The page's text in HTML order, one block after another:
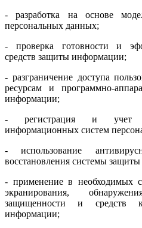
- разработка на основе
персональных данных;
- проверка готовности и
средств защиты информации;
- разграничение доступа
ресурсам и программно-
информации;
- регистрация и учет
информационных систем
- использование
восстановления системы
- применение в необходимых
экранирования,
защищенности и средств
информации;